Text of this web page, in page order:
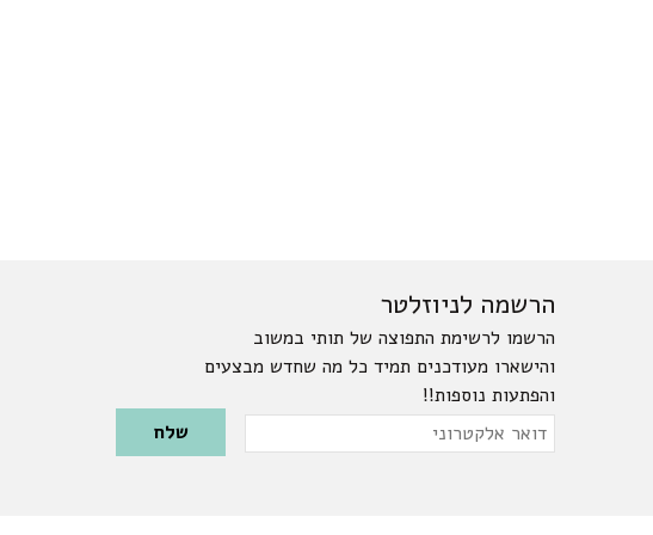
הרשמה לניוזלטר
הרשמו לרשימת התפוצה של תותי במשוב
והישארו מעודכנים תמיד כל מה שחדש מבצעים
והפתעות נוספות!!
Please leave this field empty.
דואר